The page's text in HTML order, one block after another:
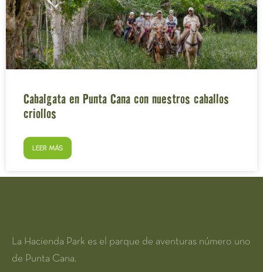
Cabalgata en Punta Cana con nuestros caballos
criollos
LEER MÁS
La Hacienda Park es el parque de aventuras número uno
de Punta Cana.